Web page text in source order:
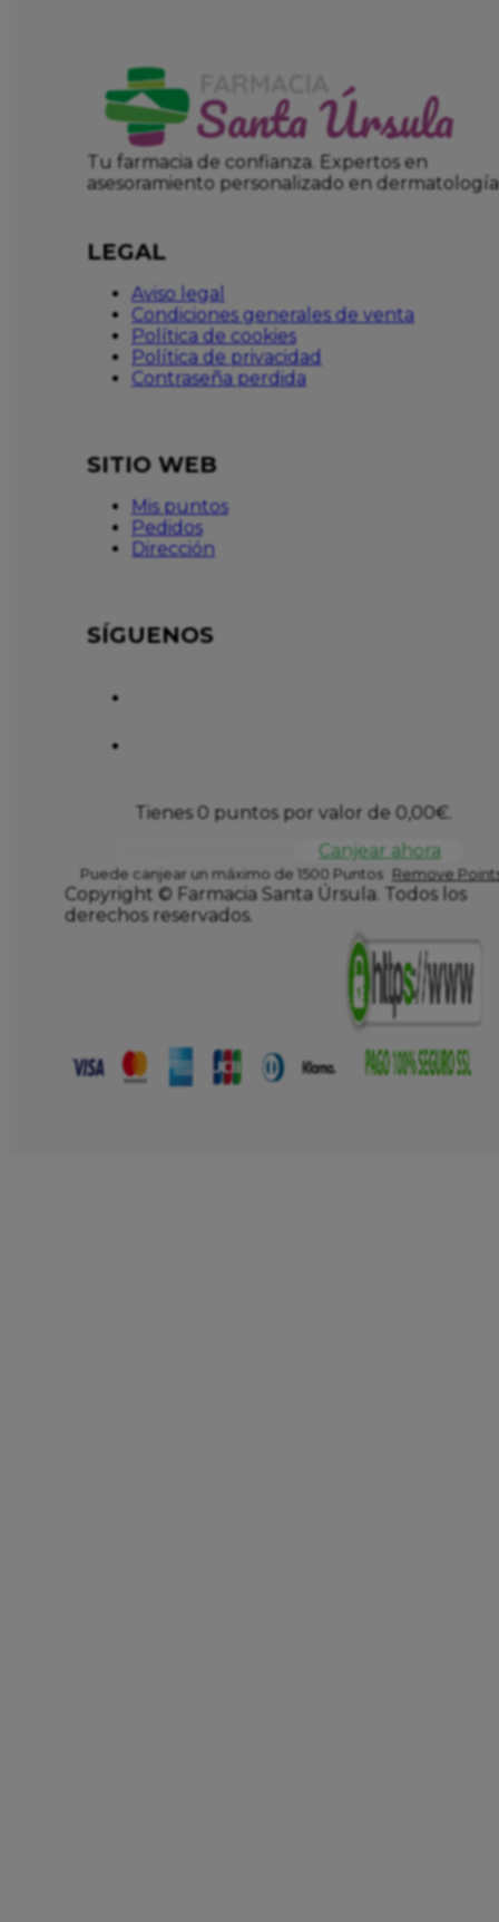
Tu farmacia de confianza. Expertos en
asesoramiento personalizado en dermatología
LEGAL
Aviso legal
Condiciones generales de venta
Política de cookies
Política de privacidad
Contraseña perdida
SITIO WEB
Mis puntos
Pedidos
Dirección
SÍGUENOS
Tienes 0 puntos por valor de 0,00€.
Canjear ahora
Puede canjear un máximo de 1500 Puntos Remove
Copyright © Farmacia Santa Úrsula. Todos los
derechos reservados.